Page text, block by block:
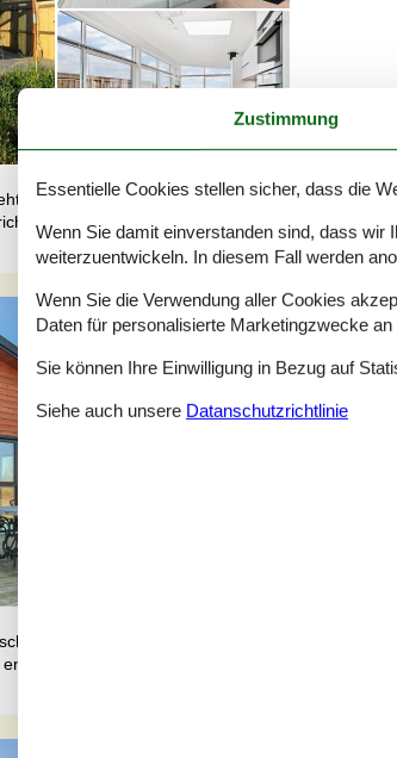
dieses Sommerhaus für moderne Architektur
bildet den Mittelpunkt des Wohnzimmer
6
Urlaubszeit in diesem Ferienhaus direkt am
Stunden auf den bequemen Sofas,
Zustimmung
Essentielle Cookies stellen sicher, dass die
Wenn Sie damit einverstanden sind, dass wir
weiterzuentwickeln. In diesem Fall werden
Wenn Sie die Verwendung aller Cookies
Daten für personalisierte Marketingzwecke an
Sie können Ihre Einwilligung in Bezug auf
Siehe auch unsere Datanschutzrichtlinie